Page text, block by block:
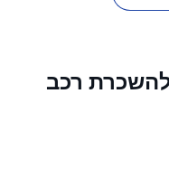
להשכרת רכב